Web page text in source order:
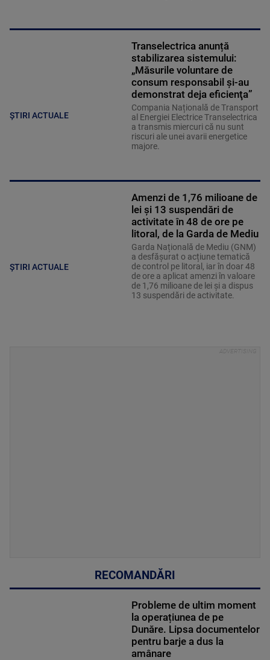
ȘTIRI ACTUALE
Transelectrica anunță
stabilizarea sistemului:
„Măsurile voluntare de
consum responsabil şi-au
demonstrat deja eficienţa”
Compania Națională de Transport
al Energiei Electrice Transelectrica
a transmis miercuri că nu sunt
riscuri ale unei avarii energetice
majore.
ȘTIRI ACTUALE
Amenzi de 1,76 milioane de
lei și 13 suspendări de
activitate în 48 de ore pe
litoral, de la Garda de Mediu
Garda Națională de Mediu (GNM)
a desfășurat o acțiune tematică
de control pe litoral, iar în doar 48
de ore a aplicat amenzi în valoare
de 1,76 milioane de lei și a dispus
13 suspendări de activitate.
RECOMANDĂRI
Probleme de ultim moment
la operațiunea de pe
Dunăre. Lipsa documentelor
pentru barje a dus la
amânare